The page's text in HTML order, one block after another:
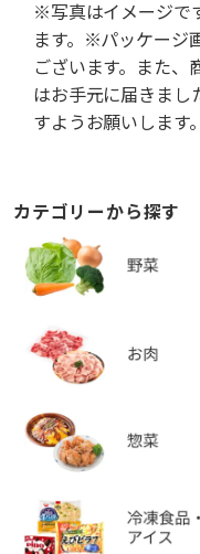
※写真はイメージで
ます。※パッケージ
ございます。また、
はお手元に届きまし
すようお願いします。
カテゴリーから探す